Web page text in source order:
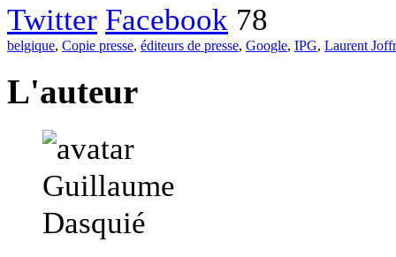
Twitter Facebook 78
belgique, Copie presse, éditeurs de presse, Google, IPG, Laurent
L'auteur